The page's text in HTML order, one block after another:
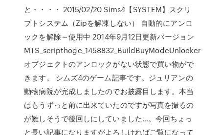
と・・・・ 2015/02/20 Sims4【SYSTEM】スクリ
プトシステム（Zipを解凍しない） 自動的にアンロ
ックを解除～使用中 2014年9月12日更新バージョン
MTS_scripthoge_1458832_BuildBuyModeUnlocker
オブジェクトのアンロックがない状態で買い物がで
きます。 シムズ4のゲーム記事です。ジュリアンの
動物病院が完成しましたのでお披露目します。本当
はもうずっと前に出来ていたのですが写真を撮るの
が難しそうで後回しにしていました…。今回ちょっ
と長い記事になりますがよろしければご覧になって